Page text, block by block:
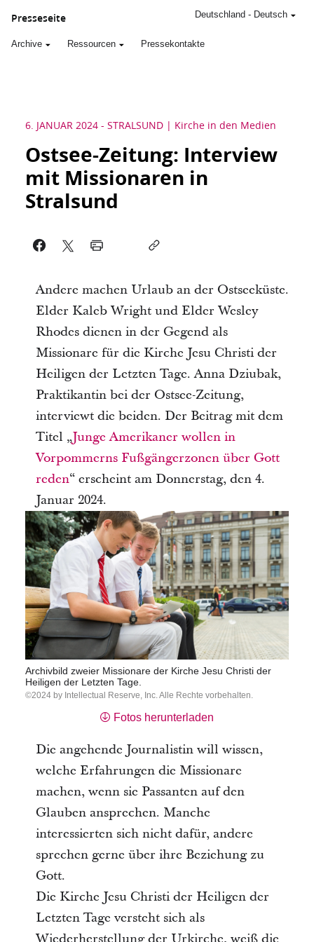
Presseseite
Archive Ressourcen Pressekontakte
Deutschland - Deutsch
6. JANUAR 2024 - STRALSUND Kirche in den Medien
Ostsee-Zeitung: Interview
mit Missionaren in
Stralsund
Andere machen Urlaub an der Ostseeküste.
Elder Kaleb Wright und Elder Wesley
Rhodes dienen in der Gegend als
Missionare für die Kirche Jesu Christi der
Heiligen der Letzten Tage. Anna Dziubak,
Praktikantin bei der Ostsee-Zeitung,
interviewt die beiden. Der Beitrag mit dem
Titel „Junge Amerikaner wollen in
Vorpommerns Fußgängerzonen über Gott
reden“ erscheint am Donnerstag, den 4.
Januar 2024.
Archivbild zweier Missionare der Kirche Jesu Christi der
Heiligen der Letzten Tage.
2024 by Intellectual Reserve, Inc. Alle Rechte vorbehalten.
Fotos herunterladen
Die angehende Journalistin will wissen,
welche Erfahrungen die Missionare
machen, wenn sie Passanten auf den
Glauben ansprechen. Manche
interessierten sich nicht dafür, andere
sprechen gerne über ihre Beziehung zu
Gott.
Die Kirche Jesu Christi der Heiligen der
Letzten Tage versteht sich als